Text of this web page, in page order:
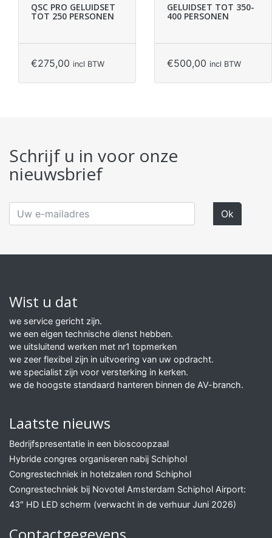
QSC PRO GELUIDSET
TOT 250 PERSONEN
€275,00 incl BTW
GELUIDSET TOT 350-
400 PERSONEN
€500,00 incl BTW
Schrijf u in voor onze
nieuwsbrief
Wist u dat
we service gericht zijn.
we een eigen technische dienst hebben.
we uitsluitend werken met nr1 topmerken
we zeer flexibel zijn in uitvoering van uw opdracht.
we specialist zijn voor versterking in kerken.
we de hoogste standaard hanteren binnen de AV-branch.
Laatste nieuws
Bedrijfspresentatie in een bioscoopzaal
Hybride congres organiseren nabij Schiphol
Congrestechniek in hotelzalen rond Schiphol
Congrestechniek bij Novotel Amsterdam Schiphol Airport:
43″ HD LED scherm (verwacht in de verhuur Juni 2026)
Contactgegevens